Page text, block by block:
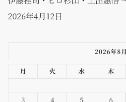
2026年4月12日
2026年8月
月 火 水 木
3
4 5 6